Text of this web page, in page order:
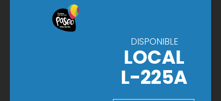
DISPONIBLE
LOCAL
L-225A